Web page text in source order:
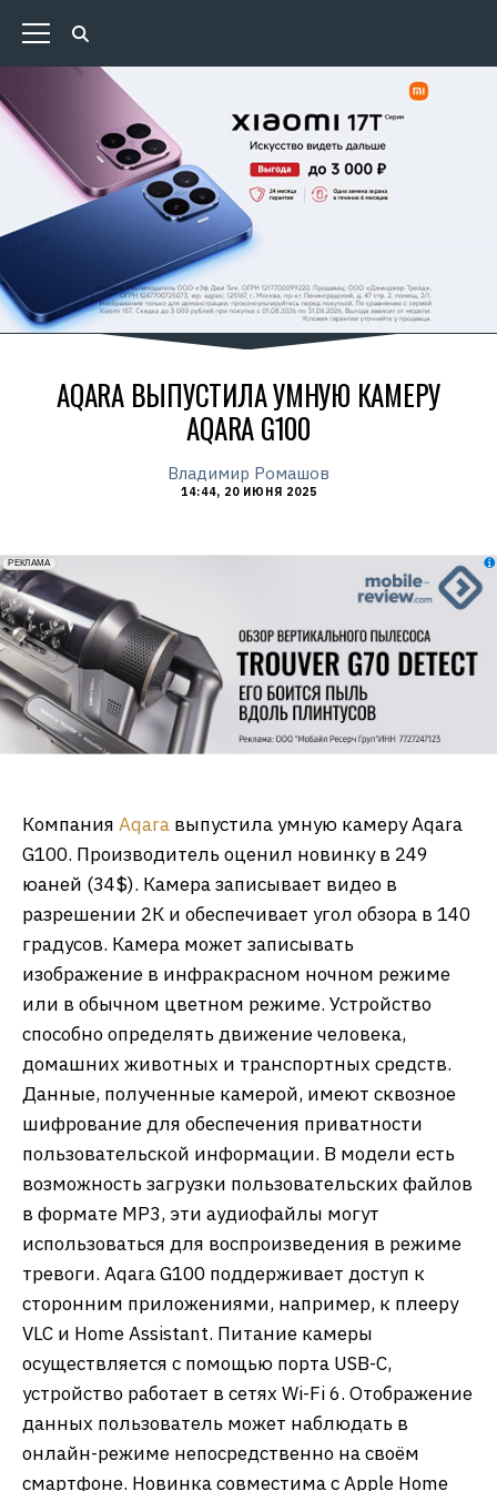
AQARA ВЫПУСТИЛА УМНУЮ КАМЕРУ
AQARA G100
Владимир Ромашов
14:44, 20 ИЮНЯ 2025
erid: 2VfnxxmNzs5
РЕКЛАМА
Компания Aqara выпустила умную камеру Aqara
G100. Производитель оценил новинку в 249
юаней (34$). Камера записывает видео в
разрешении 2К и обеспечивает угол обзора в 140
градусов. Камера может записывать
изображение в инфракрасном ночном режиме
или в обычном цветном режиме. Устройство
способно определять движение человека,
домашних животных и транспортных средств.
Данные, полученные камерой, имеют сквозное
шифрование для обеспечения приватности
пользовательской информации. В модели есть
возможность загрузки пользовательских файлов
в формате MP3, эти аудиофайлы могут
использоваться для воспроизведения в режиме
тревоги. Aqara G100 поддерживает доступ к
сторонним приложениями, например, к плееру
VLC и Home Assistant. Питание камеры
осуществляется с помощью порта USB-C,
устройство работает в сетях Wi-Fi 6. Отображение
данных пользователь может наблюдать в
онлайн-режиме непосредственно на своём
смартфоне. Новинка совместима с Apple Home